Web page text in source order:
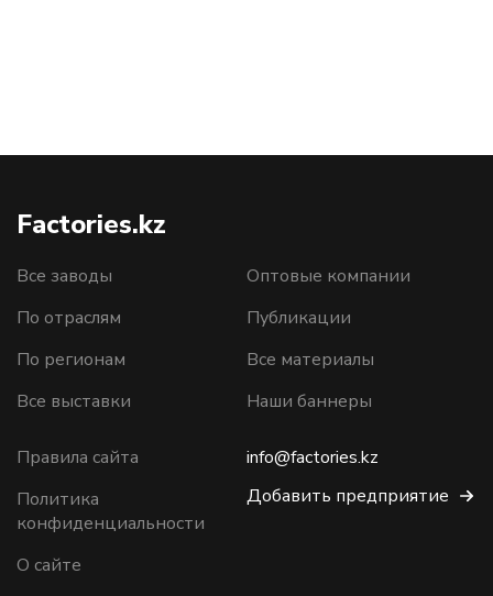
Factories.kz
Все заводы
По отраслям
По регионам
Все выставки
Оптовые компании
Публикации
Все материалы
Наши баннеры
Правила сайта
Политика
конфиденциальности
О сайте
info@factories.kz
Добавить предприятие